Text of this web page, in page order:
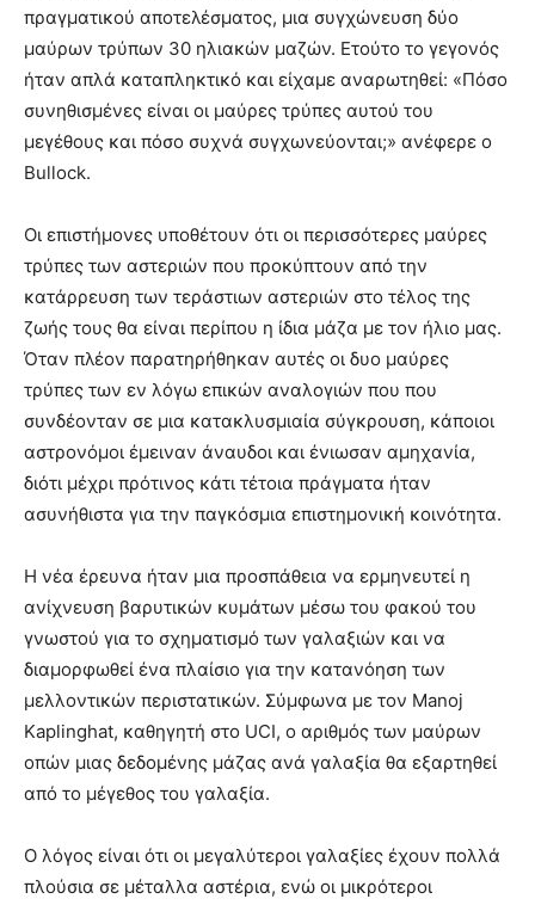
πραγματικού αποτελέσματος, μια συγχώνευση δύο
μαύρων τρύπων 30 ηλιακών μαζών. Ετούτο το γεγονός
ήταν απλά καταπληκτικό και είχαμε αναρωτηθεί: «Πόσο
συνηθισμένες είναι οι μαύρες τρύπες αυτού του
μεγέθους και πόσο συχνά συγχωνεύονται;» ανέφερε ο
Bullock.
Οι επιστήμονες υποθέτουν ότι οι περισσότερες μαύρες
τρύπες των αστεριών που προκύπτουν από την
κατάρρευση των τεράστιων αστεριών στο τέλος της
ζωής τους θα είναι περίπου η ίδια μάζα με τον ήλιο μας.
Όταν πλέον παρατηρήθηκαν αυτές οι δυο μαύρες
τρύπες των εν λόγω επικών αναλογιών που που
συνδέονταν σε μια κατακλυσμιαία σύγκρουση, κάποιοι
αστρονόμοι έμειναν άναυδοι και ένιωσαν αμηχανία,
διότι μέχρι πρότινος κάτι τέτοια πράγματα ήταν
ασυνήθιστα για την παγκόσμια επιστημονική κοινότητα.
Η νέα έρευνα ήταν μια προσπάθεια να ερμηνευτεί η
ανίχνευση βαρυτικών κυμάτων μέσω του φακού του
γνωστού για το σχηματισμό των γαλαξιών και να
διαμορφωθεί ένα πλαίσιο για την κατανόηση των
μελλοντικών περιστατικών. Σύμφωνα με τον Manoj
Kaplinghat, καθηγητή στο UCI, ο αριθμός των μαύρων
οπών μιας δεδομένης μάζας ανά γαλαξία θα εξαρτηθεί
από το μέγεθος του γαλαξία.
Ο λόγος είναι ότι οι μεγαλύτεροι γαλαξίες έχουν πολλά
πλούσια σε μέταλλα αστέρια, ενώ οι μικρότεροι